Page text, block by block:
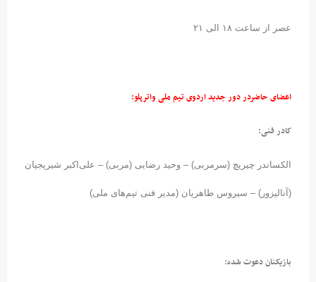
عصر از ساعت ۱۸ الی ۲۱
اعضای حاضردر دور جدید اردوی تیم ملی واترپلو:
کادر فنی:
الکساندر چیریچ (سرمربی) – وحید رضایی (مربی) – علی‌اکبر شیریجیان
(آنالیزور) – سیروس طاهریان (مدیر فنی تیم‌های ملی)
بازیکنان دعوت شده: